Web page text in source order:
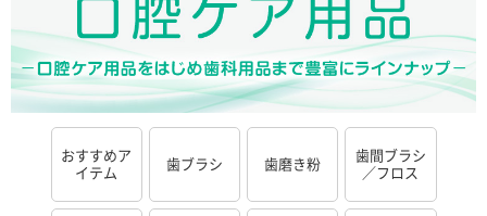
おすすめア
イテム
歯ブラシ 歯磨き粉
歯間ブラシ
／フロス